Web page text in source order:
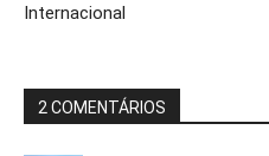
Internacional
2 COMENTÁRIOS